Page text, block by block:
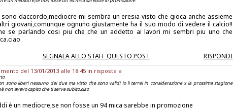
daccordo,mediocre mi sembra un eresia visto che gioca anche assieme
giovani,comunque ognuno giustamente ha il suo modo di vedere il calcio!!
se parlando cosi piu che che un addetto ai lavori mi sembri piu uno che
SEGNALA ALLO STAFF QUESTO POST
RISPONDI
del 13/01/2013 alle 18:45 in risposta a
sono liberi nessuno dei due ma visto che sono validi io li terrei in considerazione x la prossima stagione
non avevo capito che ti serve subito.ciao
è un mediocre,se non fosse un 94 mica sarebbe in promozione